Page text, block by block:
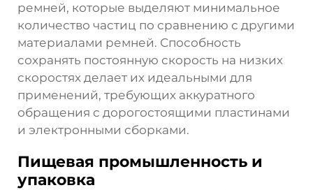
ремней, которые выделяют минимальное
количество частиц по сравнению с другими
материалами ремней. Способность
сохранять постоянную скорость на низких
скоростях делает их идеальными для
применений, требующих аккуратного
обращения с дорогостоящими пластинами
и электронными сборками.
Пищевая промышленность и
упаковка